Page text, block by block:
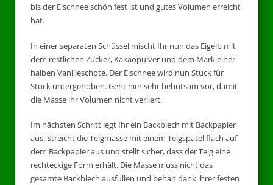
bis der Eischnee schön fest ist und gutes Volumen erreicht
hat.
In einer separaten Schüssel mischt Ihr nun das Eigelb mit
dem restlichen Zucker, Kakaopulver und dem Mark einer
halben Vanilleschote. Der Eischnee wird nun Stück für
Stück untergehoben. Geht hier sehr behutsam vor, damit
die Masse ihr Volumen nicht verliert.
Im nächsten Schritt legt Ihr ein Backblech mit Backpapier
aus. Streicht die Teigmasse mit einem Teigspatel flach auf
dem Backpapier aus und stellt sicher, dass der Teig eine
rechteckige Form erhält. Die Masse muss nicht das
gesamte Backblech ausfüllen und behält dank ihrer festen